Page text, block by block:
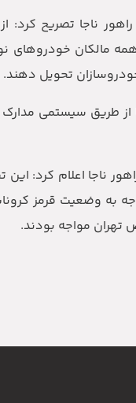
مالکان خودروهای نو
تحویل دهند.
از طریق سیستمی
ناجا اعلام کرد:
مواجه بودند.